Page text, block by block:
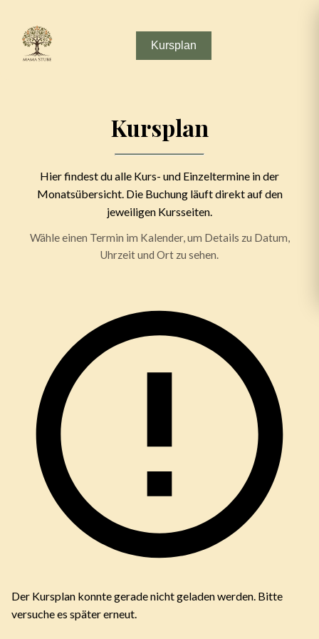
Kursplan
Kursplan
Hier findest du alle Kurs- und Einzeltermine in der
Monatsübersicht. Die Buchung läuft direkt auf den
jeweiligen Kursseiten.
Wähle einen Termin im Kalender, um Details zu Datum,
Uhrzeit und Ort zu sehen.
Der Kursplan konnte gerade nicht geladen werden. Bitte
versuche es später erneut.